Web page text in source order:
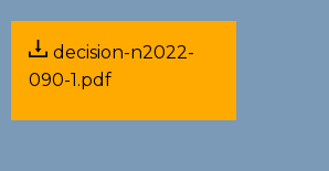
decision-n2022-
090-1.pdf